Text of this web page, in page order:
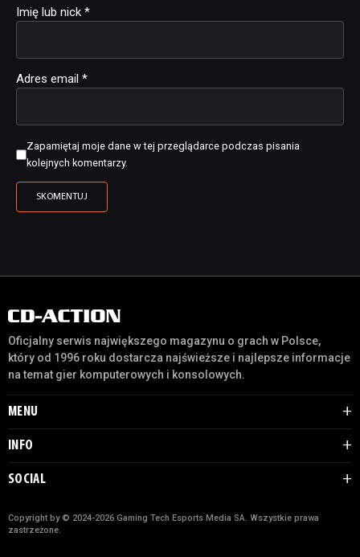
Imię lub nick *
Adres email *
Zapamiętaj moje dane w tej przeglądarce podczas pisania
kolejnych komentarzy.
Oficjalny serwis największego magazynu o grach w Polsce,
który od 1996 roku dostarcza najświeższe i najlepsze informacje
na temat gier komputerowych i konsolowych.
MENU
INFO
SOCIAL
Copyright by © 2024-2026 Gaming Tech Esports Media SA. Wszystkie prawa
zastrzeżone.